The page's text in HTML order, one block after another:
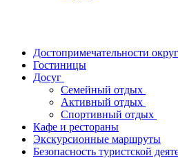
Достопримечательности
Гостиницы
Досуг
Семейный отдых
Активный отдых
Спортивный отдых
Кафе и рестораны
Экскурсионные маршруты
Безопасность туристской